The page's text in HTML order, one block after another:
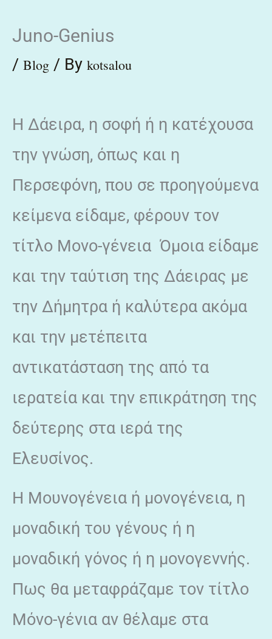
content
Juno-Genius
/ Blog / By kotsalou
H Δάειρα, η σοφή ή η κατέχουσα
την γνώση, όπως και η
Περσεφόνη, που σε προηγούμενα
κείμενα είδαμε, φέρουν τον
τίτλο Μονο-γένεια Όμοια είδαμε
και την ταύτιση της Δάειρας με
την Δήμητρα ή καλύτερα ακόμα
και την μετέπειτα
αντικατάσταση της από τα
ιερατεία και την επικράτηση της
δεύτερης στα ιερά της
Ελευσίνος.
Η Μουνογένεια ή μονογένεια, η
μοναδική του γένους ή η
μοναδική γόνος ή η μονογεννής.
Πως θα μεταφράζαμε τον τίτλο
Μόνο-γένια αν θέλαμε στα